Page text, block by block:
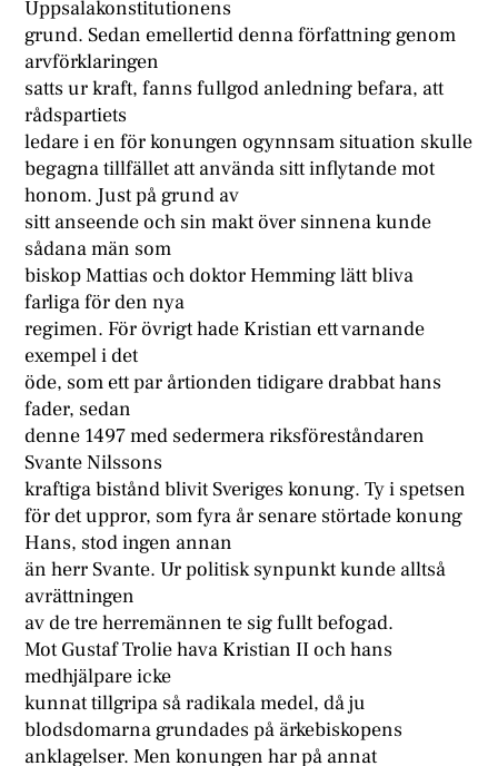
Uppsalakonstitutionens
grund. Sedan emellertid denna författning genom
arvförklaringen
satts ur kraft, fanns fullgod anledning befara, att
rådspartiets
ledare i en för konungen ogynnsam situation skulle
begagna tillfället att använda sitt inflytande mot
honom. Just på grund av
sitt anseende och sin makt över sinnena kunde
sådana män som
biskop Mattias och doktor Hemming lätt bliva
farliga för den nya
regimen. För övrigt hade Kristian ett varnande
exempel i det
öde, som ett par årtionden tidigare drabbat hans
fader, sedan
denne 1497 med sedermera riksföreståndaren
Svante Nilssons
kraftiga bistånd blivit Sveriges konung. Ty i spetsen
för det uppror, som fyra år senare störtade konung
Hans, stod ingen annan
än herr Svante. Ur politisk synpunkt kunde alltså
avrättningen
av de tre herremännen te sig fullt befogad.
Mot Gustaf Trolie hava Kristian II och hans
medhjälpare icke
kunnat tillgripa så radikala medel, då ju
blodsdomarna grundades på ärkebiskopens
anklagelser. Men konungen har på annat